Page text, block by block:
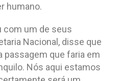
humano.
com um de seus
Nacional, disse que
passagem que faria em
Nós aqui estamos